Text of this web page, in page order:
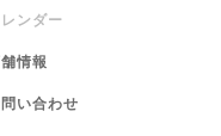
レンダー
情報
い合わせ